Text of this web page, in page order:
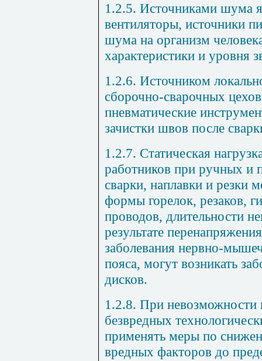
1.2.5. Источниками шума
вентиляторы, источники
шума на организм
характеристики и уровня
1.2.6. Источником
сборочно-сварочных
пневматические
зачистки швов после
1.2.7. Статическая
работников при ручных и
сварки, наплавки и резки
формы горелок, резаков,
проводов, длительности
результате
заболевания нервно-
пояса, могут возникать
дисков.
1.2.8. При невозможности
безвредных
применять меры по
вредных факторов до